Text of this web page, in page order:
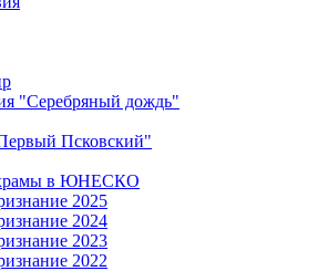
"Серебряный дождь"
Псковский"
храмы в ЮНЕСКО
2025
2024
2023
2022